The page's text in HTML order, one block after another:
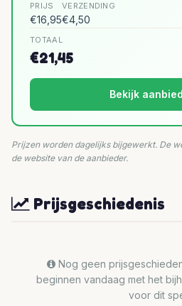
PRIJS
€16,95
VERZENDING
€4,50
TOTAAL
€21,45
Bekijk
Prijzen worden dagelijks bijgewerkt. De
de website van de aanbieder.
Prijsgeschiedenis
Nog geen
beginnen vandaag met het
voor dit